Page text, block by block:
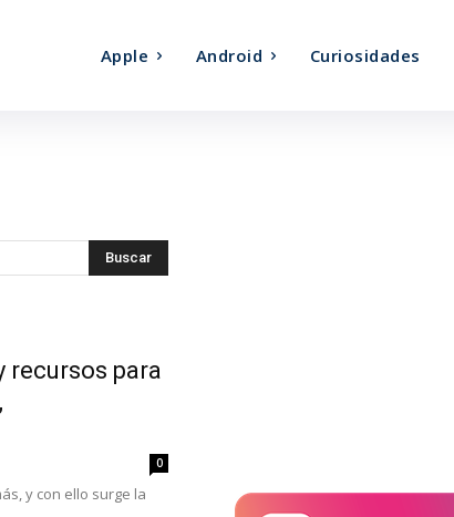
Apple Android Curiosidades
recursos para
0
y con ello surge la